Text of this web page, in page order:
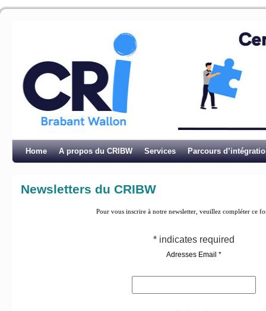
Home A propos du CRIBW Services Parcours
Newsletters du CRIBW
Pour vous inscrire à notre newsletter, veuillez compléter ce
* indicates required
Adresses Email *